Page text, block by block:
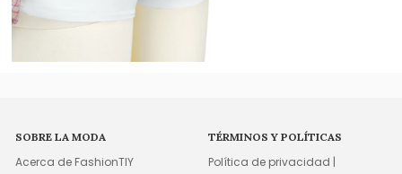
SOBRE LA MODA
Acerca de FashionTIY
TÉRMINOS Y POLÍTICAS
Política de privacidad |